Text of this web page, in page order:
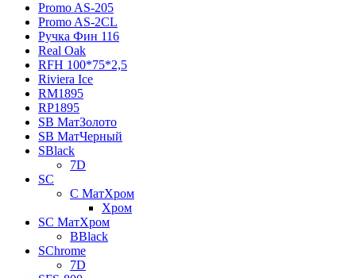
Promo AS-205
Promo AS-2CL
Pучка Фин 116
Real Oak
RFH 100*75*2,5
Riviera Ice
RM1895
RP1895
SB МатЗолото
SB МатЧерный
SBlack
7D
SC
C МатХром
Хром
SC МатХром
BBlack
SChrome
7D